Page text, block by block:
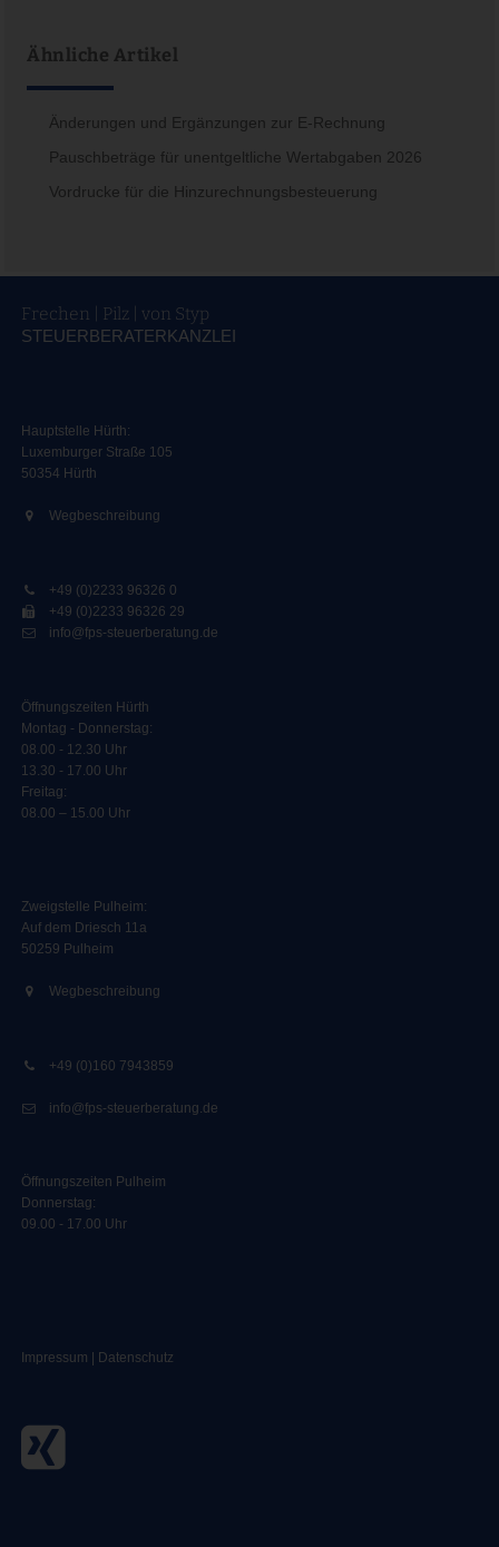
Ähnliche Artikel
Änderungen und Ergänzungen zur E-Rechnung
Pauschbeträge für unentgeltliche Wertabgaben 2026
Vordrucke für die Hinzurechnungsbesteuerung
Frechen | Pilz | von Styp
STEUERBERATERKANZLEI
Hauptstelle Hürth:
Luxemburger Straße 105
50354 Hürth
Wegbeschreibung
+49 (0)2233 96326 0
+49 (0)2233 96326 29
info@fps-steuerberatung.de
Öffnungszeiten Hürth
Montag - Donnerstag:
08.00 - 12.30 Uhr
13.30 - 17.00 Uhr
Freitag:
08.00 – 15.00 Uhr
Zweigstelle Pulheim:
Auf dem Driesch 11a
50259 Pulheim
Wegbeschreibung
+49 (0)160 7943859
info@fps-steuerberatung.de
Öffnungszeiten Pulheim
Donnerstag:
09.00 - 17.00 Uhr
Impressum Datenschutz